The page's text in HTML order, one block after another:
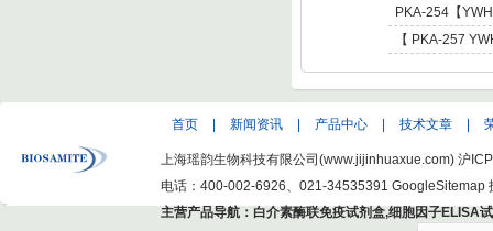
3/Trp-5
酶激活蛋白ETA
3/Trp-5
PKA-254【
酶激活蛋白Tau
【 PKA-257
3/Trp-5
首页 新闻资讯 产品中心 技术文章
上海瑶韵生物科技有限公司(www.jijinhuaxue.com) 沪
电话：400-002-6926、021-34535391 GoogleSitemap
主营产品导航： 白介素酶联免疫试剂盒,细胞因子ELISA